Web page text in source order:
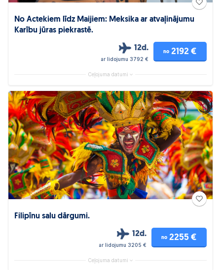
No Actekiem līdz Maijiem: Meksika ar atvaļinājumu
Karību jūras piekrastē.
12d.
ar lidojumu 3792 €
no 2192 €
Ceļojuma datumi
Filipīnu salu dārgumi.
12d.
ar lidojumu 3205 €
no 2255 €
Ceļojuma datumi